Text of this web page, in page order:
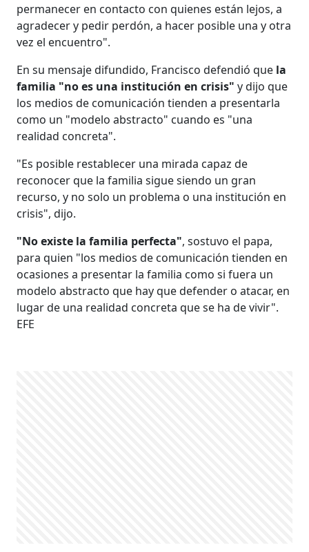
permanecer en contacto con quienes están lejos, a
agradecer y pedir perdón, a hacer posible una y otra
vez el encuentro".
En su mensaje difundido, Francisco defendió que la
familia "no es una institución en crisis" y dijo que
los medios de comunicación tienden a presentarla
como un "modelo abstracto" cuando es "una
realidad concreta".
"Es posible restablecer una mirada capaz de
reconocer que la familia sigue siendo un gran
recurso, y no solo un problema o una institución en
crisis", dijo.
"No existe la familia perfecta", sostuvo el papa,
para quien "los medios de comunicación tienden en
ocasiones a presentar la familia como si fuera un
modelo abstracto que hay que defender o atacar, en
lugar de una realidad concreta que se ha de vivir".
EFE